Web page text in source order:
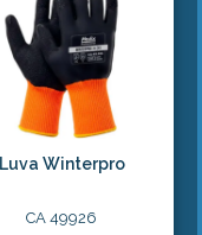
Luva Winterpro
CA 49926